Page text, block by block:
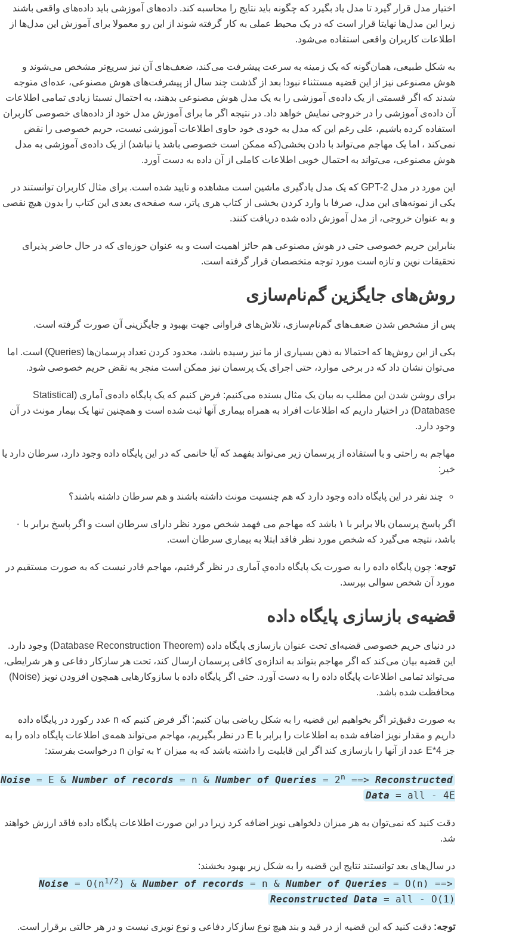
اختیار مدل قرار گیرد تا مدل یاد بگیرد که چگونه باید نتایج را محاسبه کند. داده‌های آموزشی باید داده‌های واقعی باشند
زیرا این مدل‌ها نهایتا قرار است که در یک محیط عملی به کار گرفته شوند از این رو معمولا برای آموزش این مدل‌ها از
اطلاعات کاربران واقعی استفاده می‌شود.
به شکل طبیعی، همان‌گونه که یک زمینه به سرعت پیشرفت می‌کند، ضعف‌های آن نیز سریع‌تر مشخص می‌شوند و
هوش مصنوعی نیز از این قضیه مستثناء نبود! بعد از گذشت چند سال از پیشرفت‌های هوش مصنوعی، عده‌ای متوجه
شدند که اگر قسمتی از یک داده‌ی آموزشی را به یک مدل هوش مصنوعی بدهند، به احتمال نسبتا زیادی تمامی اطلاعات
آن داده‌ی آموزشی را در خروجی نمایش خواهد داد. در نتیجه اگر ما برای آموزش مدل خود از داده‌های خصوصی کاربران
استفاده کرده‌ باشیم، علی رغم این که مدل به خودی خود حاوی اطلاعات آموزشی نیست، حریم خصوصی را نقض
نمی‌کند ، اما یک مهاجم می‌تواند با دادن بخشی(که ممکن است خصوصی باشد یا نباشد) از یک داده‌ی آموزشی به مدل
هوش مصنوعی، می‌تواند به احتمال خوبی اطلاعات کاملی از آن داده به دست آورد.
این مورد در مدل GPT-2 که یک مدل یادگیری ماشین است مشاهده و تایید شده است. برای مثال کاربران توانستند در
یکی از نمونه‌های این مدل، صرفا با وارد کردن بخشی از کتاب هری پاتر، سه صفحه‌ی بعدی این کتاب را بدون هیچ نقصی
و به عنوان خروجی، از مدل آموزش داده شده دریافت کنند.
بنابراین حریم خصوصی حتی در هوش مصنوعی هم حائز اهمیت است و به عنوان حوزه‌ای که در حال حاضر پذیرای
تحقیقات نوین و تازه است مورد توجه متخصصان قرار گرفته است.
روش‌های جایگزین گم‌نام‌سازی
پس از مشخص شدن ضعف‌های گم‌نام‌سازی، تلاش‌های فراوانی جهت بهبود و جایگزینی آن صورت گرفته است.
یکی از این روش‌ها که احتمالا به ذهن بسیاری از ما نیز رسیده باشد، محدود کردن تعداد پرسمان‌ها (Queries) است. اما
می‌توان نشان داد که در برخی موارد، حتی اجرای یک پرسمان نیز ممکن است منجر به نقض حریم خصوصی شود.
برای روشن شدن این مطلب به بیان یک مثال بسنده می‌کنیم: فرض کنیم که یک پایگاه داده‌‌ی آماری (Statistical
Database) در اختیار داریم که اطلاعات افراد به همراه بیماری آنها ثبت شده است و همچنین تنها یک بیمار مونث در آن
وجود دارد.
مهاجم به راحتی و با استفاده از پرسمان زیر می‌تواند بفهمد که آیا خانمی که در این پایگاه داده وجود دارد، سرطان دارد یا
خیر:
چند نفر در این پایگاه داده وجود دارد که هم چنسیت مونث داشته باشند و هم سرطان داشته باشند؟
اگر پاسخ پرسمان بالا برابر با ۱ باشد که مهاجم می فهمد شخص مورد نظر دارای سرطان است و اگر پاسخ برابر با ۰
باشد، نتیجه می‌گیرد که شخص مورد نظر فاقد ابتلا به بیماری سرطان است.
توجه: چون پایگاه داده را به صورت یک پایگاه داده‌ي آماری در نظر گرفتیم، مهاجم قادر نیست که به صورت مستقیم در
مورد آن شخص سوالی بپرسد.
قضیه‌ی بازسازی پایگاه داده
در دنیای حریم خصوصی قضیه‌ای تحت عنوان بازسازی پایگاه داده (Database Reconstruction Theorem) وجود دارد.
این قضیه بیان می‌کند که اگر مهاجم بتواند به اندازه‌ی کافی پرسمان ارسال کند، تحت هر سازکار دفاعی و هر شرایطی،
می‌تواند تمامی اطلاعات پایگاه داده را به دست آورد. حتی اگر پایگاه داده با سازوکارهایی همچون افزودن نویز (Noise)
محافظت شده باشد.
به صورت دقیق‌تر اگر بخواهیم این قضیه را به شکل ریاضی بیان کنیم: اگر فرض کنیم که n عدد رکورد در پایگاه داده
داریم و مقدار نویز اضافه شده به اطلاعات را برابر با E در نظر بگیریم، مهاجم می‌تواند همه‌ی اطلاعات پایگاه داده را به
جز 4*E عدد از آنها را بازسازی کند اگر این قابلیت را داشته باشد که به میزان ۲ به توان n درخواست بفرستد:
Noise = E & Number of records = n & Number of Queries = 2n ==> Reconstructed
Data = all - 4E
دقت کنید که نمی‌توان به هر میزان دلخواهی نویز اضافه کرد زیرا در این صورت اطلاعات پایگاه داده فاقد ارزش خواهند
شد.
در سال‌های بعد توانستند نتایج این قضیه را به شکل زیر بهبود بخشند:
Noise = O(n1/2 ) & Number of records = n & Number of Queries = O(n) ==>
Reconstructed Data = all - O(1)
توجه: دقت کنید که این قضیه از در قید و بند هیچ نوع سازکار دفاعی و نوع نویزی نیست و در هر حالتی برقرار است.